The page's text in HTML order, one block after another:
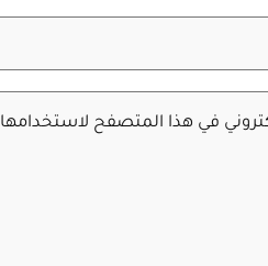
في هذا المتصفح لاستخدامها